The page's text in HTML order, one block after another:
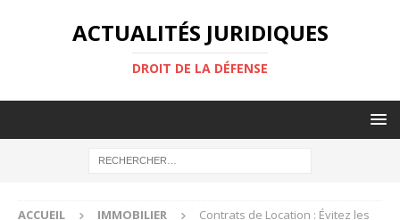
ACTUALITÉS JURIDIQUES
DROIT DE LA DÉFENSE
ACCUEIL IMMOBILIER
Contrats de Location : Évitez les